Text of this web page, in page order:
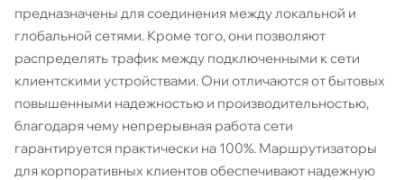
предназначены для соединения между локальной и
глобальной сетями. Кроме того, они позволяют
распределять трафик между подключенными к сети
клиентскими устройствами. Они отличаются от бытовых
повышенными надежностью и производительностью,
благодаря чему непрерывная работа сети
гарантируется практически на 100%. Маршрутизаторы
для корпоративных клиентов обеспечивают надежную